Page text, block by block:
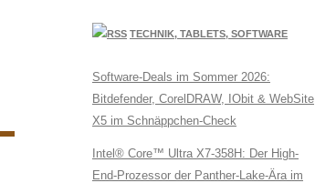
TECHNIK, TABLETS, SOFTWARE
Software-Deals im Sommer 2026:
Bitdefender, CorelDRAW, IObit & WebSite
X5 im Schnäppchen-Check
Intel® Core™ Ultra X7-358H: Der High-
End-Prozessor der Panther-Lake-Ära im